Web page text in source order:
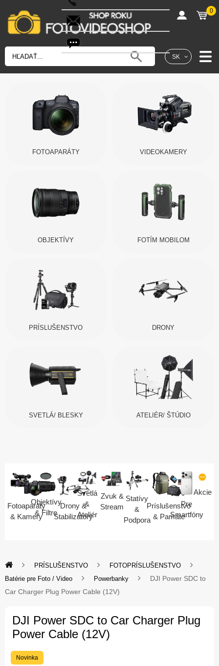
SK
shop@fotovideoshop.sk
0
FOTOAPARÁTY VIDEOKAMERY
OBJEKTÍVY FOTÍM MOBILOM
PRÍSLUŠENSTVO DRONY
SVETLÁ/ BLESKY ATELIÉR/ ŠTÚDIO
Fotoaparáty
& Kamery
Objektívy
& Filtre
Drony &
Stabilizátory
Svetlá
&
Ateliér
Zvuk &
Stream
Statívy
&
Podpora
Príslušenstvo
& Pamäte
Pre
Smartfóny
Akcie
PRÍSLUŠENSTVO
FOTOPRÍSLUŠENSTVO
Batérie pre Foto / Video
Powerbanky
DJI Power SDC to
Car Charger Plug Power Cable (12V)
DJI Power SDC to Car Charger Plug
Power Cable (12V)
Novinka